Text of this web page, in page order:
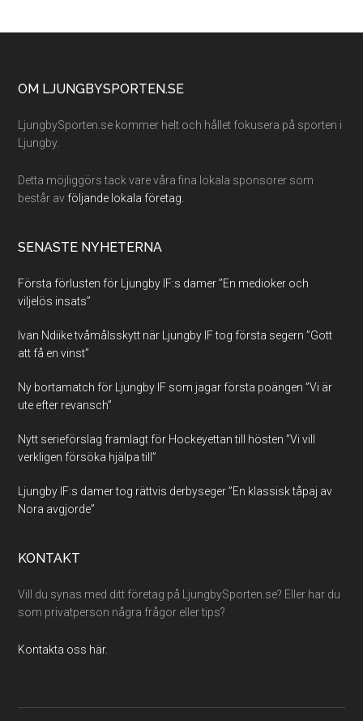
Footer
OM LJUNGBYSPORTEN.SE
LjungbySporten.se kommer helt och hållet fokusera på sporten i
Ljungby.
Detta möjliggörs tack vare våra fina lokala sponsorer som
består av följande lokala företag.
SENASTE NYHETERNA
Första förlusten för Ljungby IF:s damer ”En medioker och
viljelös insats”
Ivan Ndiike tvåmålsskytt när Ljungby IF tog första segern ”Gott
att få en vinst”
Ny bortamatch för Ljungby IF som jagar första poängen ”Vi är
ute efter revansch”
Nytt serieförslag framlagt för Hockeyettan till hösten ”Vi vill
verkligen försöka hjälpa till”
Ljungby IF:s damer tog rättvis derbyseger ”En klassisk tåpaj av
Nora avgjorde”
KONTAKT
Vill du synas med ditt företag på LjungbySporten.se? Eller har du
som privatperson några frågor eller tips?
Kontakta oss här.